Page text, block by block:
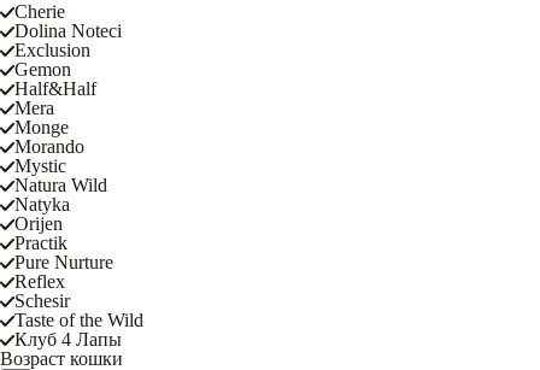
Cherie
Dolina Noteci
Exclusion
Gemon
Half&Half
Mera
Monge
Morando
Mystic
Natura Wild
Natyka
Orijen
Practik
Pure Nurture
Reflex
Schesir
Taste of the Wild
Клуб 4 Лапы
Возраст кошки